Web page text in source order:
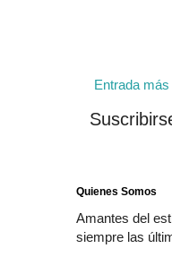
Entrada
Quienes Somos
Amantes del
siempre las